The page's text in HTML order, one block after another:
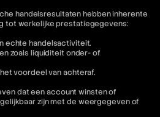
handelsresultaten hebben inherente
tot werkelijke prestatiegegevens:
echte handelsactiviteit.
zoals liquiditeit onder- of
voordeel van achteraf.
dat een account winsten of
zijn met de weergegeven of